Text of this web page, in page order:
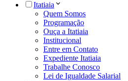
Itatiaia
Quem Somos
Programação
Ouça a Itatiaia
Institucional
Entre em Contato
Expediente Itatiaia
Trabalhe Conosco
Lei de Igualdade Salarial